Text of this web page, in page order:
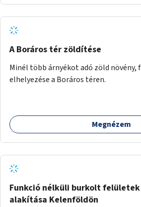
A Boráros tér zöldítése
Minél több árnyékot adó zöld növény,
elhelyezése a Boráros téren.
Megnézem
Funkció nélküli burkolt
alakítása Kelenföldön